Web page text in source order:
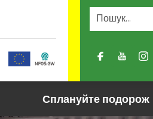
A- A A+
Сплануйте подорож